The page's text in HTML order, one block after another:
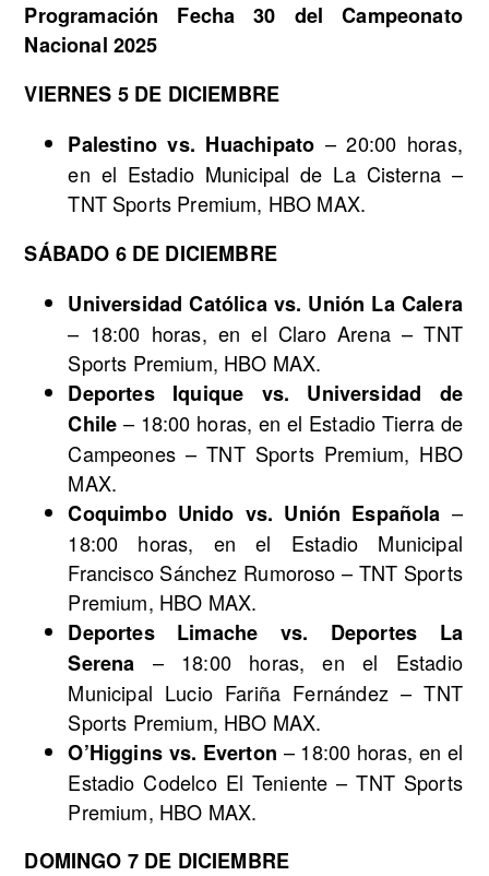
Programación Fecha 30 del Campeonato
Nacional 2025
VIERNES 5 DE DICIEMBRE
Palestino vs. Huachipato – 20:00 horas,
en el Estadio Municipal de La Cisterna –
TNT Sports Premium, HBO MAX.
SÁBADO 6 DE DICIEMBRE
Universidad Católica vs. Unión La Calera
– 18:00 horas, en el Claro Arena – TNT
Sports Premium, HBO MAX.
Deportes Iquique vs. Universidad de
Chile – 18:00 horas, en el Estadio Tierra de
Campeones – TNT Sports Premium, HBO
MAX.
Coquimbo Unido vs. Unión Española –
18:00 horas, en el Estadio Municipal
Francisco Sánchez Rumoroso – TNT Sports
Premium, HBO MAX.
Deportes Limache vs. Deportes La
Serena – 18:00 horas, en el Estadio
Municipal Lucio Fariña Fernández – TNT
Sports Premium, HBO MAX.
O’Higgins vs. Everton – 18:00 horas, en el
Estadio Codelco El Teniente – TNT Sports
Premium, HBO MAX.
DOMINGO 7 DE DICIEMBRE